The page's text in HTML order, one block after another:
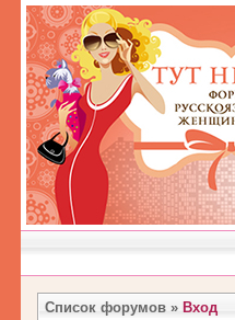
Список форумов » Вход